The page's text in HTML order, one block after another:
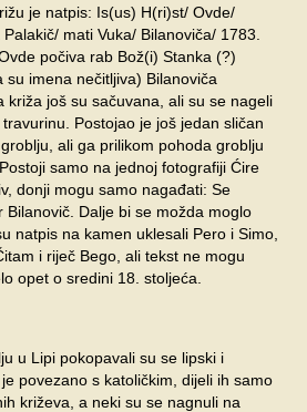
je natpis: Is(us) H(ri)st/ Ovde/
mati Vuka/ Bilanoviča/ 1783.
počiva rab Bož(i) Stanka (?)
su imena nečitljiva) Bilanoviča
križa još su sačuvana, ali su se nageli
Postojao je još jedan sličan
ali ga prilikom pohoda groblju
samo na jednoj fotografiji Ćire
donji mogu samo nagađati: Se
Bilanovič. Dalje bi se možda moglo
natpis na kamen uklesali Pero i Simo,
i riječ Bego, ali tekst ne mogu
opet o sredini 18. stoljeća.
u Lipi pokopavali su se lipski i
povezano s katoličkim, dijeli ih samo
križeva, a neki su se nagnuli na